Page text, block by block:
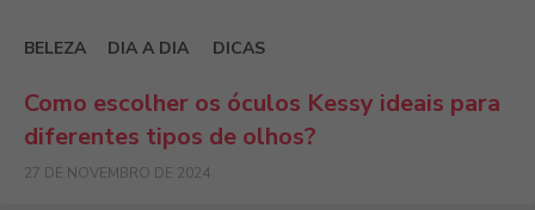
BELEZA DIA A DIA DICAS
Como escolher os óculos Kessy ideais para
diferentes tipos de olhos?
27 DE NOVEMBRO DE 2024